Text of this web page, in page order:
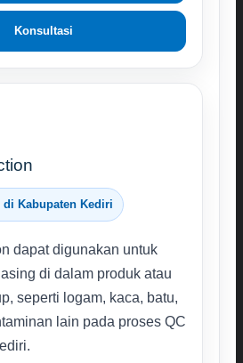
Konsultasi
Kabupaten Kediri
dapat digunakan untuk
di dalam produk atau
seperti logam, kaca, batu,
lain pada proses QC